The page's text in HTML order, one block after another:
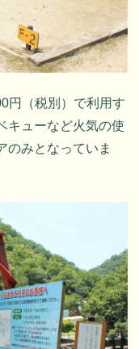
円（税別）で利用す
キューなど火気の使
のみとなっていま